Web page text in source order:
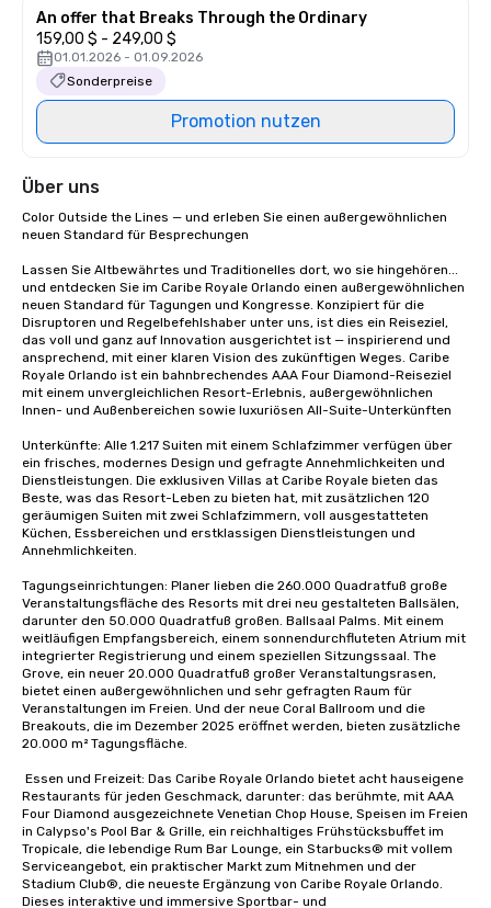
An offer that Breaks Through the Ordinary
159,00 $ - 249,00 $
01.01.2026 - 01.09.2026
Sonderpreise
Promotion nutzen
Über uns
Color Outside the Lines — und erleben Sie einen außergewöhnlichen
neuen Standard für Besprechungen
Lassen Sie Altbewährtes und Traditionelles dort, wo sie hingehören...
und entdecken Sie im Caribe Royale Orlando einen außergewöhnlichen
neuen Standard für Tagungen und Kongresse. Konzipiert für die
Disruptoren und Regelbefehlshaber unter uns, ist dies ein Reiseziel,
das voll und ganz auf Innovation ausgerichtet ist — inspirierend und
ansprechend, mit einer klaren Vision des zukünftigen Weges. Caribe
Royale Orlando ist ein bahnbrechendes AAA Four Diamond-Reiseziel
mit einem unvergleichlichen Resort-Erlebnis, außergewöhnlichen
Innen- und Außenbereichen sowie luxuriösen All-Suite-Unterkünften
Unterkünfte: Alle 1.217 Suiten mit einem Schlafzimmer verfügen über
ein frisches, modernes Design und gefragte Annehmlichkeiten und
Dienstleistungen. Die exklusiven Villas at Caribe Royale bieten das
Beste, was das Resort-Leben zu bieten hat, mit zusätzlichen 120
geräumigen Suiten mit zwei Schlafzimmern, voll ausgestatteten
Küchen, Essbereichen und erstklassigen Dienstleistungen und
Annehmlichkeiten.
Tagungseinrichtungen: Planer lieben die 260.000 Quadratfuß große
Veranstaltungsfläche des Resorts mit drei neu gestalteten Ballsälen,
darunter den 50.000 Quadratfuß großen. Ballsaal Palms. Mit einem
weitläufigen Empfangsbereich, einem sonnendurchfluteten Atrium mit
integrierter Registrierung und einem speziellen Sitzungssaal. The
Grove, ein neuer 20.000 Quadratfuß großer Veranstaltungsrasen,
bietet einen außergewöhnlichen und sehr gefragten Raum für
Veranstaltungen im Freien. Und der neue Coral Ballroom und die
Breakouts, die im Dezember 2025 eröffnet werden, bieten zusätzliche
20.000 m² Tagungsfläche.
Restaurants für jeden Geschmack, darunter: das berühmte, mit AAA
Four Diamond ausgezeichnete Venetian Chop House, Speisen im Freien
in Calypso's Pool Bar & Grille, ein reichhaltiges Frühstücksbuffet im
Tropicale, die lebendige Rum Bar Lounge, ein Starbucks® mit vollem
Serviceangebot, ein praktischer Markt zum Mitnehmen und der
Stadium Club®, die neueste Ergänzung von Caribe Royale Orlando.
Dieses interaktive und immersive Sportbar- und